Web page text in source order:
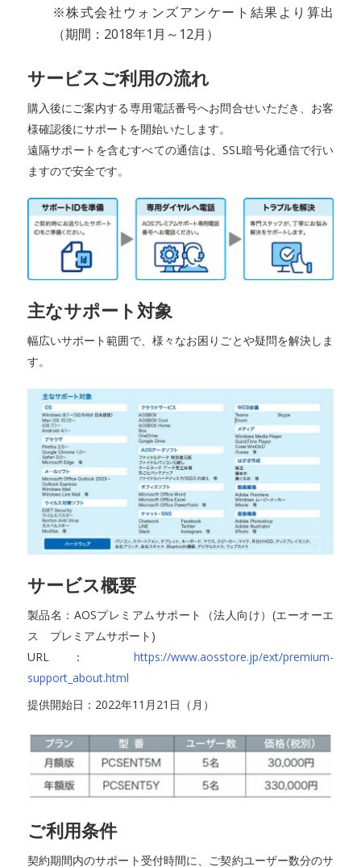
※株式会社ウォンズアンケート結果より算出
（期間：2018年1月～12月）
サービスご利用の流れ
購入後にご案内する専用電話番号へお問合せいただき、お客
様確認後にサポートを開始いたします。
遠隔サポートを含むすべての通信は、SSL暗号化通信で行い
ますので安全です。
主なサポート対象
幅広いサポート範囲で、様々なお困りごとや疑問を解決しま
す。
サービス概要
製品名：AOSプレミアムサポート（法人向け）(エーオーエ
ス プレミアムサポート)
URL：https://www.aosstore.jp/ext/premium-
support_about.html
提供開始日：2022年11月21日（月）
ご利用条件
契約期間内のサポート受付時間に、ご契約ユーザー数分のサ